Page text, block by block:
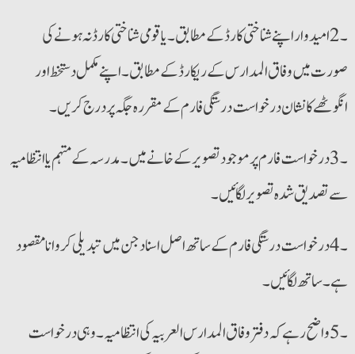
۔2 امیدوار اپنے شناختی کارڈ کے مطابق۔ یا قومی شناختی کارڈ نہ ہونے کی
صورت میں وفاق المدارس کے ریکارڈ کے مطابق۔ اپنے مکمل دستخط اور
انگوٹھے کا نشان درخواست درستگی فارم کے مقررہ جگہ پر درج کریں۔
۔3 درخواست فارم پر موجود تصویر کے خانے میں۔ مدرسہ کے مہتمم یا انتظامیہ
سے تصدیق شدہ تصویر لگائیں۔
۔4 درخواست درستگی فارم کے ساتھ اصل اسناد جن میں تبدیلی کروانا مقصود
ہے۔ ساتھ لگائیں۔
۔5 واضح رہے کہ دفتر وفاق المدارس العربیہ کی انتظامیہ۔ وہی درخواست